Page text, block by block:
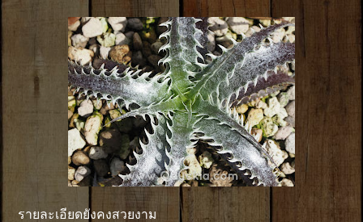
รายละเอียดยังคงสวยงาม